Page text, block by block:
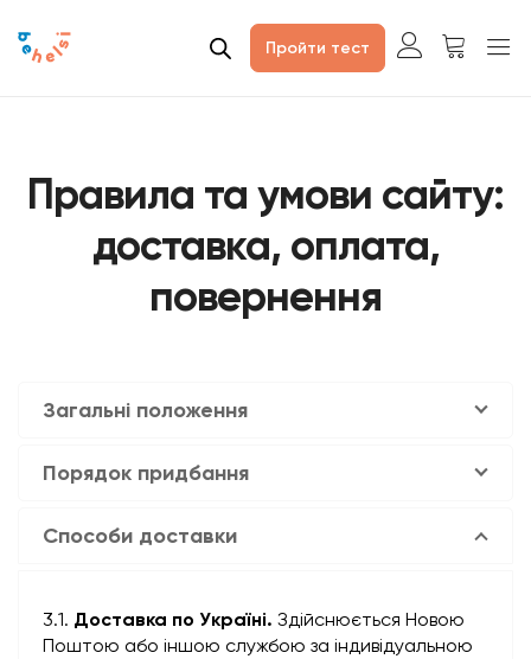
Пройти тест
Правила та умови сайту:
доставка, оплата,
повернення
Загальні положення
Порядок придбання
Способи доставки
3.1. Доставка по Україні. Здійснюється Новою
Поштою або іншою службою за індивідуальною